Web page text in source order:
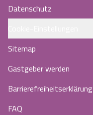
Datenschutz
Sitemap
Gastgeber werden
Barrierefreiheitserklärung
FAQ